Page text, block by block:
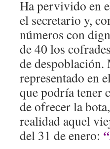
Ha pervivido en
el secretario y,
números con
de 40 los
de despoblación.
representado en
que podría tener
de ofrecer la
realidad aquel
del 31 de enero: